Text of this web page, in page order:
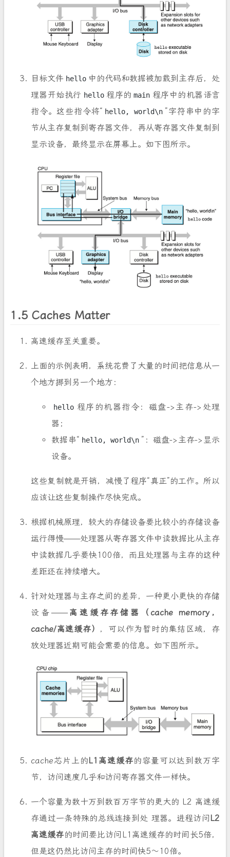
目标文件 hello 中的代码和数据被加载到主存后，处
理器开始执行 hello 程序的 main 程序中的机器语言
指令。这些指令将“ hello, world\n ”字符串中的字
节从主存复制到寄存器文件，再从寄存器文件复制到
显示设备，最终显示在屏幕上。如下图所示。
1.5 Caches Matter
高速缓存至关重要。
上面的示例表明，系统花费了大量的时间把信息从一
个地方挪到另一个地方：
hello 程序的机器指令：磁盘->主存->处理
器；
数据串“ hello, world\n ”：磁盘->主存->显示
设备。
这些复制就是开销，减慢了程序“真正”的工作。所以
应该让这些复制操作尽快完成。
根据机械原理，较大的存储设备要比较小的存储设备
运行得慢——处理器从寄存器文件中读数据比从主存
中读数据几乎要快100倍，而且处理器与主存的这种
差距还在持续增大。
针对处理器与主存之间的差异，一种更小更快的存储
设备——高速缓存存储器（cache memory，
cache/高速缓存） ，可以作为暂时的集结区域，存
放处理器近期可能会需要的信息。如下图所示。
cache芯片上的L1高速缓存的容量可以达到数万字
节，访问速度几乎和访问寄存器文件一样快。
一个容量为数十万到数百万字节的更大的 L2 高速缓
存通过一条特殊的总线连接到处 理器。进程访问 L2
高速缓存的时间要比访问L1高速缓存的时间长5倍，
但是这仍然比访问主存的时间快5～10倍。